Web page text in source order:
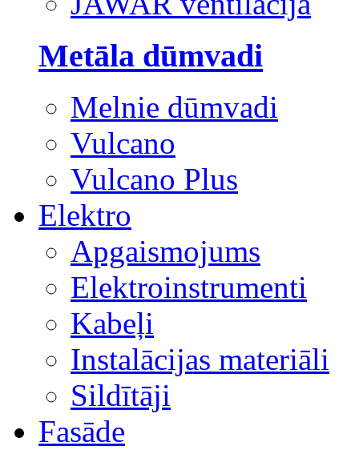
Metāla dūmvadi
Melnie dūmvadi
Vulcano
Vulcano Plus
Elektro
Apgaismojums
Elektroinstrumenti
Kabeļi
Instalācijas materiāli
Sildītāji
Fasāde